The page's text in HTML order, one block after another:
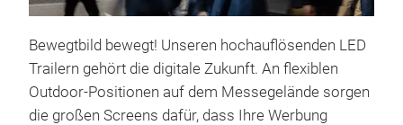
Bewegtbild bewegt! Unseren hochauflösenden LED
Trailern gehört die digitale ­Zukunft. An flexiblen
Outdoor-Positionen auf dem Messegelände sorgen
die großen Screens dafür, dass Ihre Werbung